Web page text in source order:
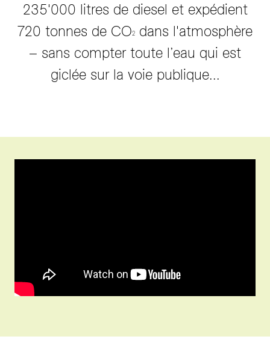
235'000 litres de diesel et expédient
720 tonnes de CO2
dans l'atmosphère
– sans compter toute l’eau qui est
giclée sur la voie publique...